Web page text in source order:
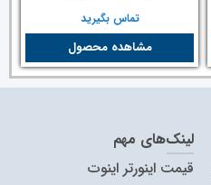
تماس بگیرید
مشاهده محصول
لینک‌های مهم
قیمت اینورتر اینوت